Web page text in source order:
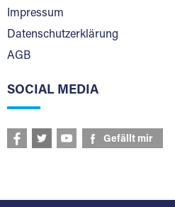
Impressum
Datenschutzerklärung
AGB
SOCIAL MEDIA
Gefällt mir